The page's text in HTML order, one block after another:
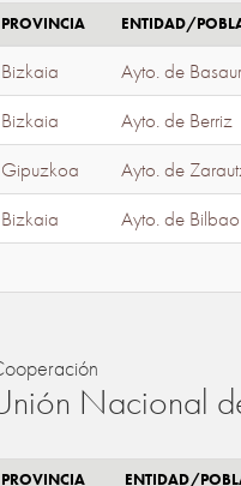
PROVINCIA ENTIDAD/
Bizkaia Ayto. de
Bizkaia
Ayto. de Berriz
Gipuzkoa
Ayto. de
Bizkaia
Ayto. de Bilbao
Nacional
PROVINCIA ENTIDAD/